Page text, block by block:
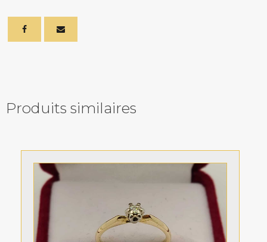
Produits similaires